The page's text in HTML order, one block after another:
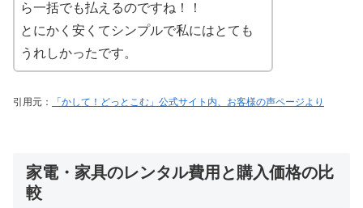
ら一括でも払えるのですね！！
とにかく安くてシンプルで私にはとても
うれしかったです。
引用元： 「かして！どっとこむ」公式サイト内、お客様の声ページより
家電・家具のレンタル費用と購入価格の比
較